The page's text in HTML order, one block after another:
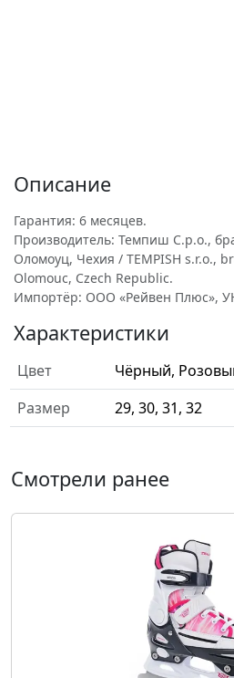
Описание
Гарантия: 6 месяцев.
Производитель: Темпиш С.р.о.,
Оломоуц, Чехия / TEMPISH s.r.o.,
Olomouc, Czech Republic.
Импортёр: ООО «Рейвен Плюс»,
Характеристики
Цвет
Чёрный,
Размер
29, 30, 31, 32
Смотрели ранее